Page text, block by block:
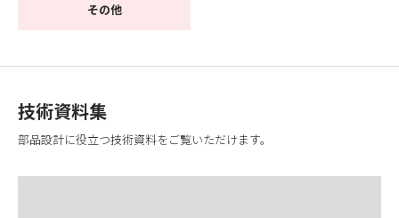
その他
技術資料集
部品設計に役立つ技術資料をご覧いただけます。